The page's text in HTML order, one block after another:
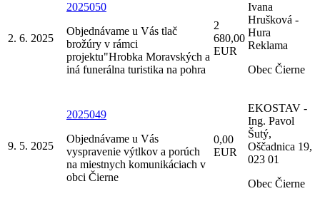
2. 6. 2025
2025050
Objednávame u Vás tlač
brožúry v rámci
projektu"Hrobka Moravských a
iná funerálna turistika na pohra
2
680,00
EUR
Ivana
Hrušková -
Hura
Reklama
Obec Čierne
9. 5. 2025
2025049
Objednávame u Vás
vyspravenie výtlkov a porúch
na miestnych komunikáciach v
obci Čierne
0,00
EUR
EKOSTAV -
Ing. Pavol
Šutý,
Oščadnica 19,
023 01
Obec Čierne